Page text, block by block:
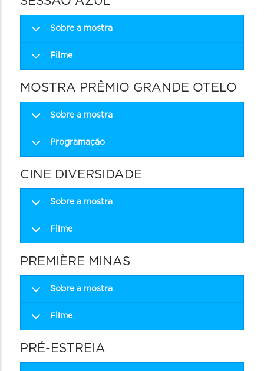
Sobre a mostra
Filme
MOSTRA PRÊMIO GRANDE OTELO
Sobre a mostra
Programação
CINE DIVERSIDADE
Sobre a mostra
Filme
PREMIÈRE MINAS
Sobre a mostra
Filme
PRÉ-ESTREIA